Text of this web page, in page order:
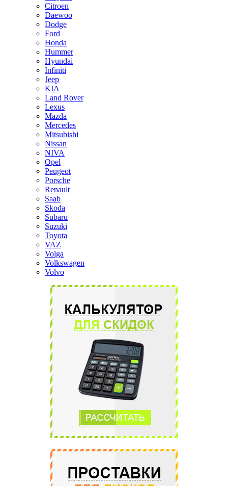
Citroen
Daewoo
Dodge
Ford
Honda
Hummer
Hyundai
Infiniti
Jeep
KIA
Land Rover
Lexus
Mazda
Mercedes
Mitsubishi
Nissan
NIVA
Opel
Peugeot
Porsche
Renault
Saab
Skoda
Subaru
Suzuki
Toyota
VAZ
Volga
Volkswagen
Volvo